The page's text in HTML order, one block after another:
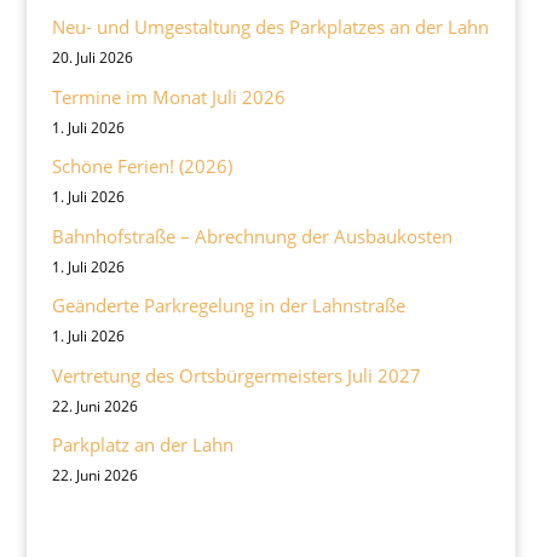
Neu- und Umgestaltung des Parkplatzes an der Lahn
20. Juli 2026
Termine im Monat Juli 2026
1. Juli 2026
Schöne Ferien! (2026)
1. Juli 2026
Bahnhofstraße – Abrechnung der Ausbaukosten
1. Juli 2026
Geänderte Parkregelung in der Lahnstraße
1. Juli 2026
Vertretung des Ortsbürgermeisters Juli 2027
22. Juni 2026
Parkplatz an der Lahn
22. Juni 2026